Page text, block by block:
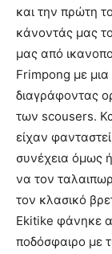
και την πρώτη
κάνοντάς μας
μας από
Frimpong με
διαγράφοντας
των scousers.
είχαν
συνέχεια όμως
να τον
τον κλασικό
Ekitike φάνηκε
ποδόσφαιρο με